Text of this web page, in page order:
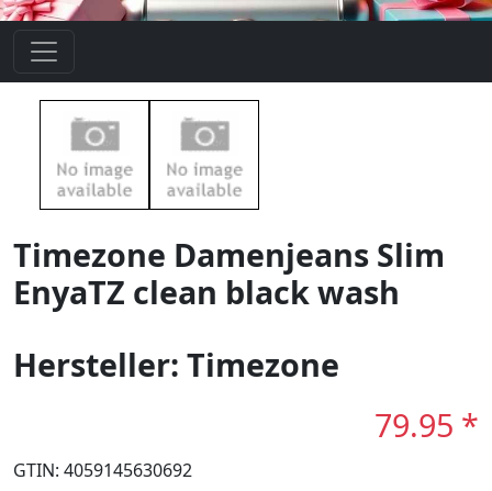
nach:
Timezone Damenjeans Slim
EnyaTZ clean black wash
Hersteller: Timezone
79.95 *
GTIN: 4059145630692